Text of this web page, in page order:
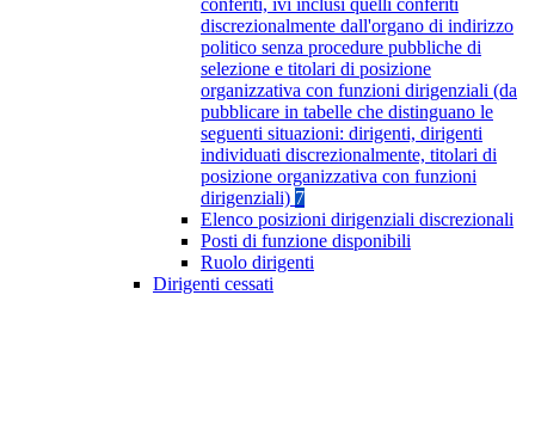
conferiti, ivi inclusi quelli conferiti
discrezionalmente dall'organo di indirizzo
politico senza procedure pubbliche di
selezione e titolari di posizione
organizzativa con funzioni dirigenziali (da
pubblicare in tabelle che distinguano le
seguenti situazioni: dirigenti, dirigenti
individuati discrezionalmente, titolari di
posizione organizzativa con funzioni
dirigenziali) 7
Elenco posizioni dirigenziali discrezionali
Posti di funzione disponibili
Ruolo dirigenti
Dirigenti cessati